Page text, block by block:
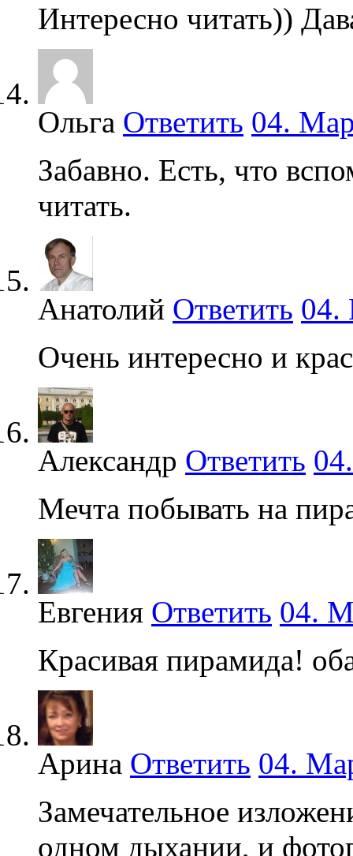
Интересно читать))
Ольга Ответить 04.
Забавно. Есть, что
читать.
Анатолий Ответить 04.
Очень интересно и
Александр Ответить
Мечта побывать на
Евгения Ответить 04.
Красивая пирамида!
Арина Ответить 04.
Замечательное
одном дыхании, и